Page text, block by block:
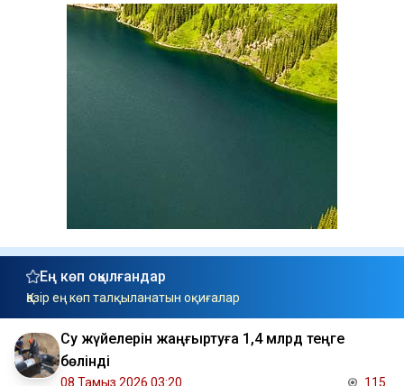
Ең көп оқылғандар
Қазір ең көп талқыланатын оқиғалар
Су жүйелерін жаңғыртуға 1,4 млрд теңге
бөлінді
08 Тамыз 2026 03:20 115